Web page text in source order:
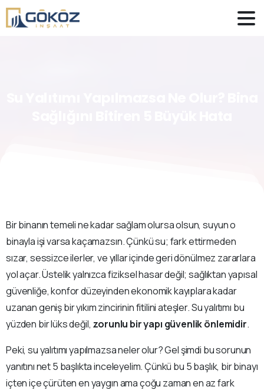
Bir binanın temeli ne kadar sağlam olursa olsun, suyun o
binayla işi varsa kaçamazsın. Çünkü su; fark ettirmeden
sızar, sessizce ilerler, ve yıllar içinde geri dönülmez zararlara
yol açar. Üstelik yalnızca fiziksel hasar değil; sağlıktan yapısal
güvenliğe, konfor düzeyinden ekonomik kayıplara kadar
uzanan geniş bir yıkım zincirinin fitilini ateşler. Su yalıtımı bu
yüzden bir lüks değil, zorunlu bir yapı güvenlik önlemidir.
Peki, su yalıtımı yapılmazsa neler olur? Gel şimdi bu sorunun
yanıtını net 5 başlıkta inceleyelim. Çünkü bu 5 başlık, bir binayı
içten içe çürüten en yaygın ama çoğu zaman en az fark